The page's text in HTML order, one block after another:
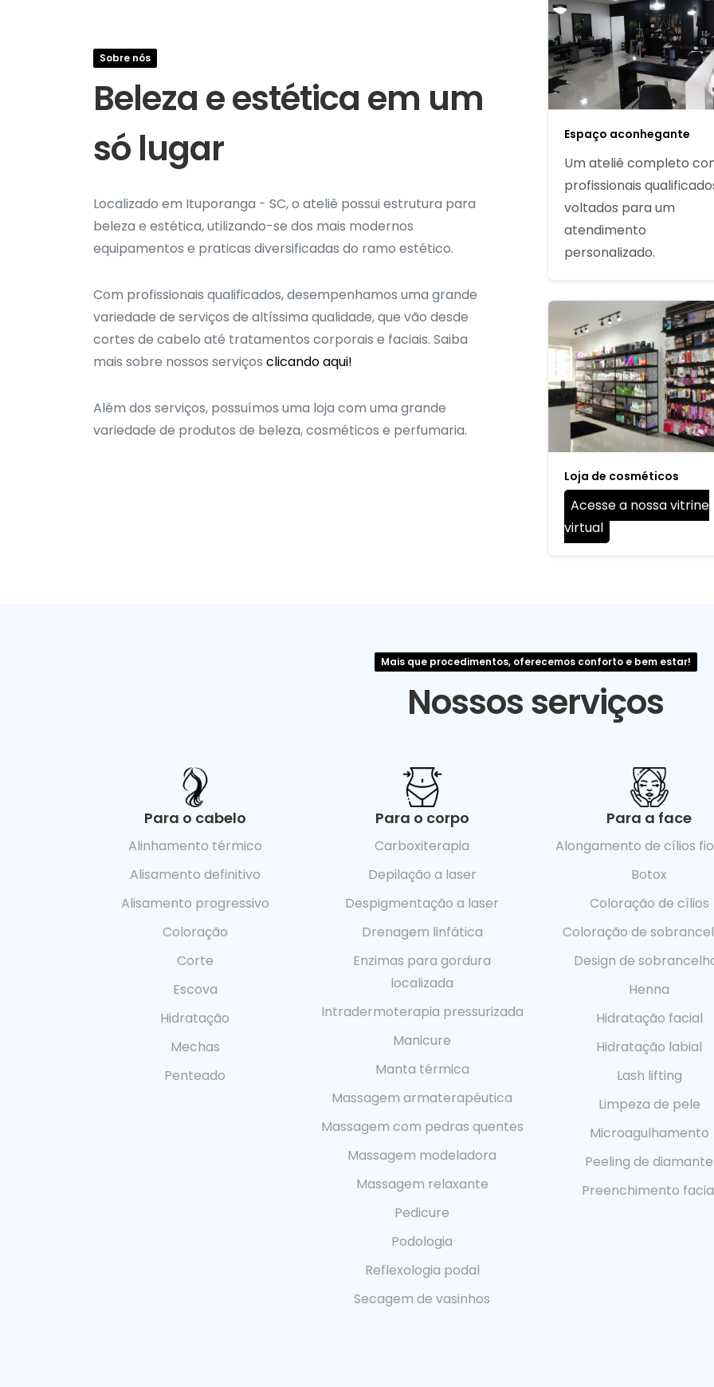
Sobre nós
Beleza e estética em um
só lugar
Localizado em Ituporanga - SC, o ateliê possui estrutura para
beleza e estética, utilizando-se dos mais modernos
equipamentos e praticas diversificadas do ramo estético.
Com profissionais qualificados, desempenhamos uma grande
variedade de serviços de altíssima qualidade, que vão desde
cortes de cabelo até tratamentos corporais e faciais. Saiba
mais sobre nossos serviços clicando aqui!
Além dos serviços, possuímos uma loja com uma grande
variedade de produtos de beleza, cosméticos e perfumaria.
Espaço aconhegante
Um ateliê completo
profissionais
voltados para um
atendimento
personalizado.
Loja de cosméticos
Acesse a nossa vitrine
virtual
Mais que procedimentos, oferecemos conforto e bem estar!
Nossos serviços
Para o cabelo
Alinhamento térmico
Alisamento definitivo
Alisamento progressivo
Coloração
Corte
Escova
Hidratação
Mechas
Penteado
Para o corpo
Carboxiterapia
Depilação a laser
Despigmentação a laser
Drenagem linfática
Enzimas para gordura
localizada
Intradermoterapia pressurizada
Manicure
Manta térmica
Massagem armaterapêutica
Massagem com pedras quentes
Massagem modeladora
Massagem relaxante
Pedicure
Podologia
Reflexologia podal
Secagem de vasinhos
Para a face
Alongamento de cílios
Botox
Coloração de cílios
Coloração de
Design de
Henna
Hidratação facial
Hidratação labial
Lash lifting
Limpeza de pele
Microagulhamento
Peeling de diamante
Preenchimento